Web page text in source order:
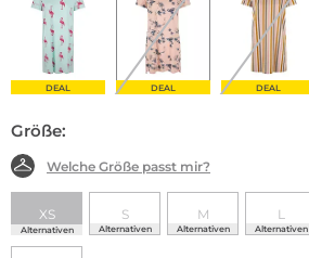
DEAL DEAL DEAL
Größe:
Welche Größe passt mir?
XS
Alternativen
S
Alternativen
M
Alternativen
L
Alternativen